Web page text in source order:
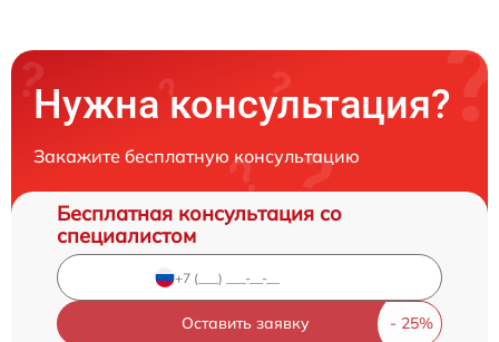
Нужна консультация?
Закажите бесплатную консультацию
Бесплатная консультация со
специалистом
Оставить заявку